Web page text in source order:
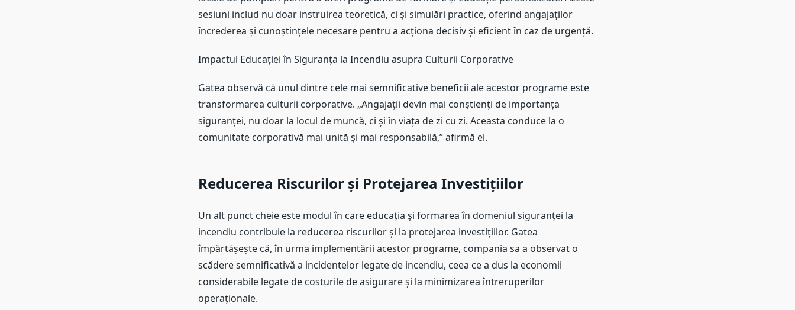
sesiuni includ nu doar instruirea teoretică, ci și simulări practice, oferind angajaților
încrederea și cunoștințele necesare pentru a acționa decisiv și eficient în caz de urgență.
Impactul Educației în Siguranța la Incendiu asupra Culturii Corporative
Gatea observă că unul dintre cele mai semnificative beneficii ale acestor programe este
transformarea culturii corporative. „Angajații devin mai conștienți de importanța
siguranței, nu doar la locul de muncă, ci și în viața de zi cu zi. Aceasta conduce la o
comunitate corporativă mai unită și mai responsabilă,” afirmă el.
Reducerea Riscurilor și Protejarea Investițiilor
Un alt punct cheie este modul în care educația și formarea în domeniul siguranței la
incendiu contribuie la reducerea riscurilor și la protejarea investițiilor. Gatea
împărtășește că, în urma implementării acestor programe, compania sa a observat o
scădere semnificativă a incidentelor legate de incendiu, ceea ce a dus la economii
considerabile legate de costurile de asigurare și la minimizarea întreruperilor
operaționale.